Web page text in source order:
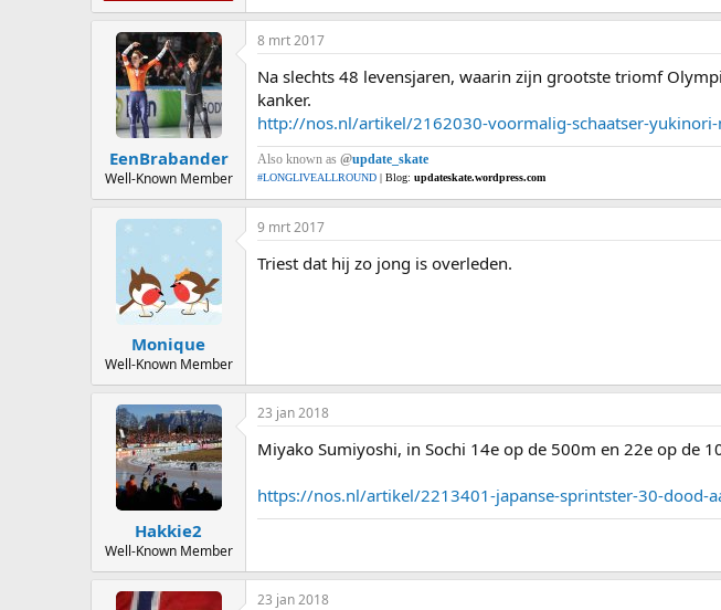
EenBrabander
Well-Known Member
8 mrt 2017
Na slechts 48 levensjaren, waarin zijn grootste triomf
kanker.
http://nos.nl/artikel/2162030-voormalig-schaatser-
Also known as @update_skate
#LONGLIVEALLROUND | Blog: updateskate.wordpress.com
Monique
Well-Known Member
9 mrt 2017
Triest dat hij zo jong is overleden.
Hakkie2
Well-Known Member
23 jan 2018
Miyako Sumiyoshi, in Sochi 14e op de 500m en 22e op de
https://nos.nl/artikel/2213401-japanse-sprintster-30-dood-
23 jan 2018